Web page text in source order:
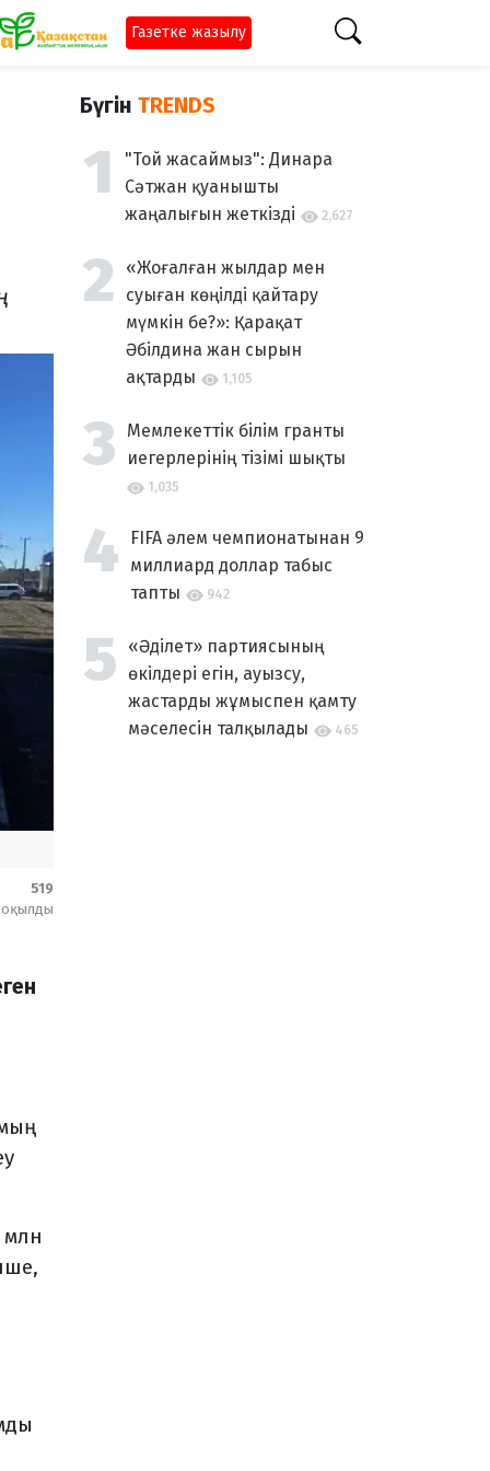
Газетке жазылу
519
оқылды
млн
Бүгін TRENDS
"Той жасаймыз": Динара
Сәтжан қуанышты
жаңалығын жеткізді
2,627
«Жоғалған жылдар мен
суыған көңілді қайтару
мүмкін бе?»: Қарақат
Әбілдина жан сырын
ақтарды
1,105
Мемлекеттік білім гранты
иегерлерінің тізімі шықты
1,035
FIFA әлем чемпионатынан 9
миллиард доллар табыс
тапты
942
«Әділет» партиясының
өкілдері егін, ауызсу,
жастарды жұмыспен қамту
мәселесін талқылады
465